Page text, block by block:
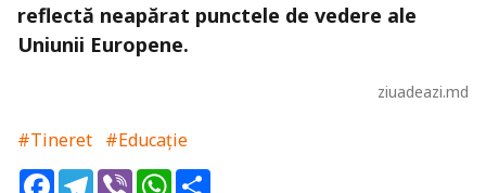
reflectă neapărat punctele de vedere ale
Uniunii Europene.
ziuadeazi.md
#Tineret #Educație
FacebookTelegram
ViberWhatsApp